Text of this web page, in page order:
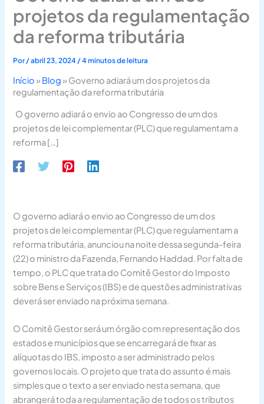
projetos da regulamentação
da reforma tributária
Por/abril 23, 2024 /4 minutos de leitura
Início» Blog» Governo adiará um dos projetos da
regulamentação da reforma tributária
O governo adiará o envio ao Congresso de um dos
projetos de lei complementar (PLC) que regulamentam a
reforma […]
O governo adiará o envio ao Congresso de um dos
projetos de lei complementar (PLC) que regulamentam a
reforma tributária, anunciou na noite dessa segunda-feira
(22) o ministro da Fazenda, Fernando Haddad. Por falta de
tempo, o PLC que trata do Comitê Gestor do Imposto
sobre Bens e Serviços (IBS) e de questões administrativas
deverá ser enviado na próxima semana.
O Comitê Gestor será um órgão com representação dos
estados e municípios que se encarregará de fixar as
alíquotas do IBS, imposto a ser administrado pelos
governos locais. O projeto que trata do assunto é mais
simples que o texto a ser enviado nesta semana, que
abrangerá toda a regulamentação de todos os tributos